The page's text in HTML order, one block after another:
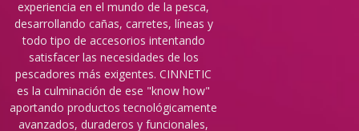
experiencia en el mundo de la pesca,
desarrollando cañas, carretes, líneas y
todo tipo de accesorios intentando
satisfacer las necesidades de los
pescadores más exigentes. CINNETIC
es la culminación de ese "know how"
aportando productos tecnológicamente
avanzados, duraderos y funcionales,